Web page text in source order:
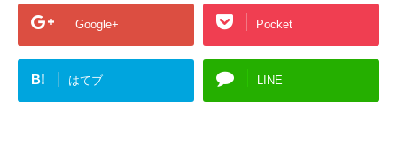
Google+ Pocket
B! はてブ LINE